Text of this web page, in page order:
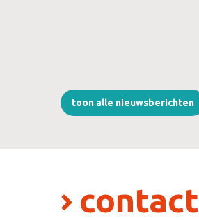
toon alle nieuwsberichten
contact